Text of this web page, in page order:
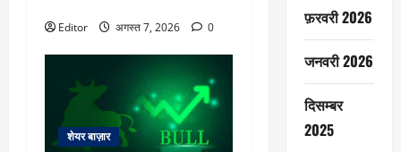
Editor अगस्त 7, 2026 0
शेयर बाज़ार
फ़रवरी 2026
जनवरी 2026
दिसम्बर
2025